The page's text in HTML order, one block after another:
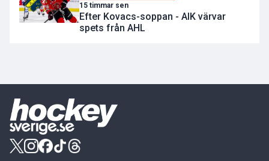
15 timmar sen
Efter Kovacs-soppan - AIK värvar
spets från AHL